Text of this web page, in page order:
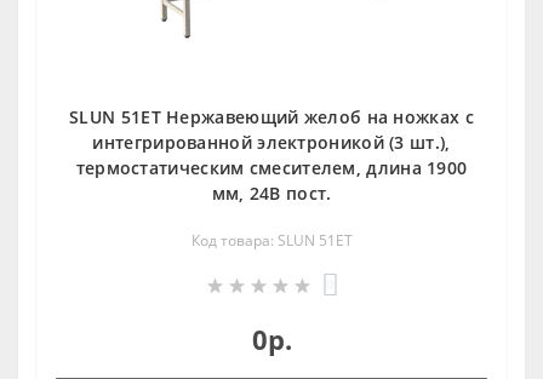
SLUN 51ET Нержавеющий желоб на ножках с
интегрированной электроникой (3 шт.),
термостатическим смесителем, длина 1900
мм, 24В пост.
Код товара: SLUN 51ET
0р.